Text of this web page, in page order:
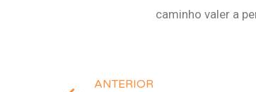
caminho valer a
ANTERIOR